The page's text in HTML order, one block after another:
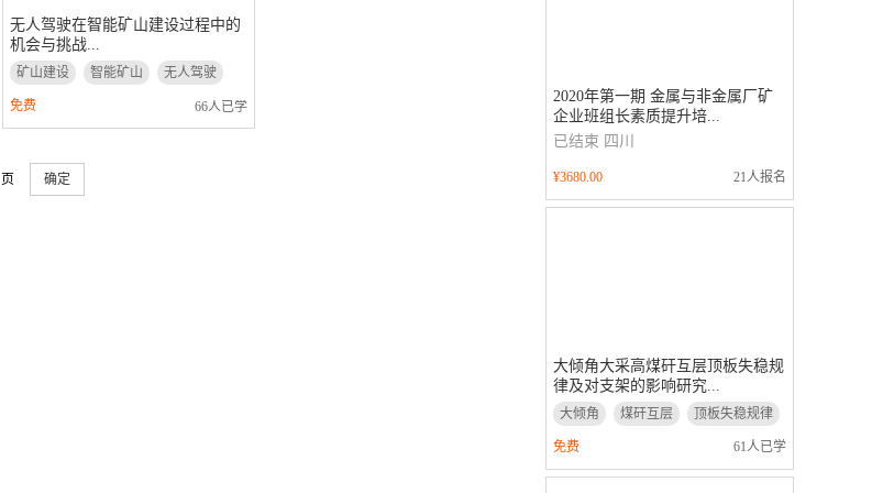
无人驾驶在智能矿山建设过程中的
机会与挑战...
矿山建设 智能矿山 无人驾驶
免费 66人已学
页 确定
2020年第一期 金属与非金属厂矿
企业班组长素质提升培...
已结束 四川
¥3680.00 21人报名
大倾角大采高煤矸互层顶板失稳规
律及对支架的影响研究...
大倾角 煤矸互层
顶板失稳规律
支架的影响研究
免费 61人已学